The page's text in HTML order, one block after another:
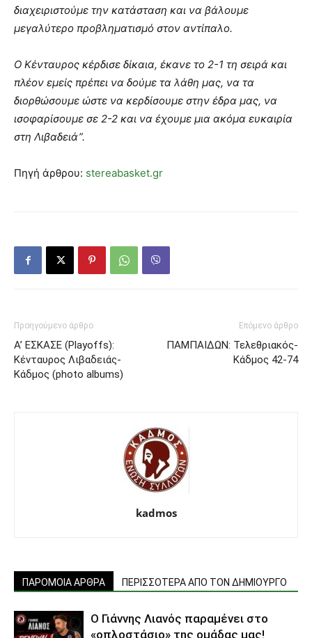
διαχειριστούμε την κατάσταση και να βάλουμε
μεγαλύτερο προβληματισμό στον αντίπαλο.
Ο Κένταυρος κέρδισε δίκαια, έκανε το 2-1 τη σειρά και
πλέον εμείς πρέπει να δούμε τα λάθη μας, να τα
διορθώσουμε ώστε να κερδίσουμε στην έδρα μας, να
ισοφαρίσουμε σε 2-2 και να έχουμε μια ακόμα ευκαιρία
στη Λιβαδειά”.
Πηγή άρθρου: stereabasket.gr
Προηγούμενο άρθρο
Α’ ΕΣΚΑΣΕ (Playoffs):
Κένταυρος Λιβαδειάς-
Κάδμος (photo albums)
Επόμενο άρθρο
ΠΑΜΠΑΙΔΩΝ: Τελεθριακός-
Κάδμος 42-74
kadmos
ΠΑΡΟΜΟΙΑ ΑΡΘΡΑ ΠΕΡΙΣΣΟΤΕΡΑ ΑΠΟ ΤΟΝ ΔΗΜΙΟΥΡΓΟ
Ο Γιάννης Λιανός παραμένει στο
«οπλοστάσιο» της ομάδας μας!